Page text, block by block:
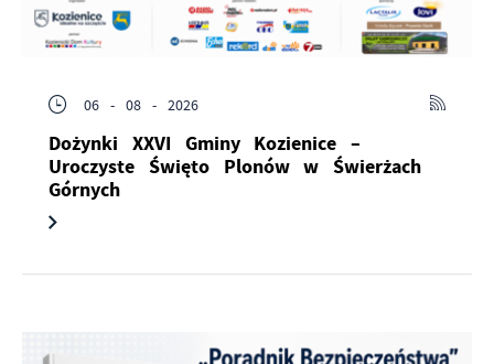
06 - 08 - 2026
Dożynki XXVI Gminy Kozienice –
Uroczyste Święto Plonów w Świerżach
Górnych